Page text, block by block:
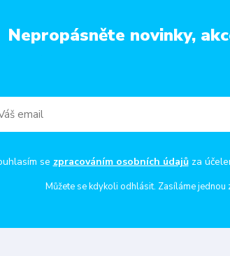
Nepropásněte novinky,
se zpracováním osobních údajůza
Můžete se kdykoli odhlásit. Zasíláme jednou